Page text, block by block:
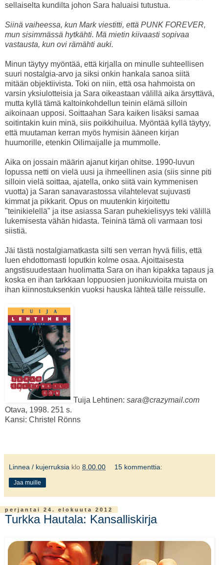
sellaiselta kundilta johon Sara haluaisi tutustua.
Siinä vaiheessa, kun Mark viestitti, että PUNK FOREVER,
mun sisimmässä hytkähti. Mä mietin kiivaasti sopivaa
vastausta, kun ovi rämähti auki.
Minun täytyy myöntää, että kirjalla on minulle suhteellisen
suuri nostalgia-arvo ja siksi onkin hankala sanoa siitä
mitään objektiivista. Toki on niin, että osa hahmoista on
varsin yksiulotteisia ja Sara oikeastaan välillä aika ärsyttävä,
mutta kyllä tämä kaltoinkohdellun teinin elämä silloin
aikoinaan upposi. Soittaahan Sara kaiken lisäksi samaa
soitintakin kuin minä, siis poikkihuilua. Myöntää kyllä täytyy,
että muutaman kerran myös hymisin ääneen kirjan
huumorille, etenkin Oilimaijalle ja mummolle.
Aika on jossain määrin ajanut kirjan ohitse. 1990-luvun
lopussa netti on vielä uusi ja ihmeellinen asia (siis sinne piti
silloin vielä soittaa, ajatella, onko siitä vain kymmenisen
vuotta) ja Saran sanavarastossa vilahtelevat sujuvasti
kimmat ja pikkarit. Opus on muutenkin kirjoitettu
"teinikielellä" ja itse asiassa Saran puhekielisyys teki välillä
lukemisesta vähän hidasta. Teininä tämä oli varmaan tosi
siistiä.
Jäi tästä nostalgiamatkasta silti sen verran hyvä fiilis, että
luen ehdottomasti loputkin kolme osaa. Ajoittaisesta
angstisuudestaan huolimatta Sara on ihan kipakka tapaus ja
koska en ihan tarkkaan loppuosien juonikuvioita muista on
ihan kiinnostuksenkin vuoksi hauska lähteä tälle reissulle.
Tuija Lehtinen: sara@crazymail.com
Otava, 1998. 251 s.
Kansi: Christel Rönns
Linnea / kujerruksia klo 8.00.00 15 kommenttia:
Jaa muille
perjantai 24. elokuuta 2012
Turkka Hautala: Kansalliskirja